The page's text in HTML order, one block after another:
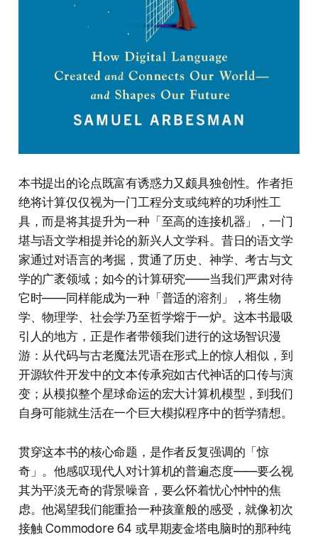
本书提出的论点既富有诱惑力又颇具独创性。作者拒
绝将计算仅仅视为一门工程分支或纯粹的功利性工
具，而是将其提升为一种「至高的连接机器」，一门
堪与语文学相提并论的新兴人文学科。昔日的语文学
家通过对语言的考掘，贯通了历史、神学、考古与文
学的广袤领域；如今的计算研究——当我们严肃对待
它时——同样能成为一种「普适的溶剂」，将生物
学、物理学、社会学乃至哲学熔于一炉。这本书最吸
引人的地方，正是作者带领我们进行的这场智识漫
游：从代码与古老魔法咒语在形式上的惊人相似，到
开源软件开发中的文本传承宛如古代神话的口传与演
变；从模拟整个星球命运的宏大计算机模型，到我们
自身可能就生活在一个巨大模拟程序中的哲学猜想。
贯穿这本书的核心命题，是作者反复强调的「惊
奇」。他感叹现代人对计算机的普遍态度——要么视
其为平淡无奇的背景噪音，要么怀着忧心忡忡的焦
虑。他渴望我们能重拾一种孩童般的感受，就像初次
接触 Commodore 64 或早期麦金塔电脑时的那种纯